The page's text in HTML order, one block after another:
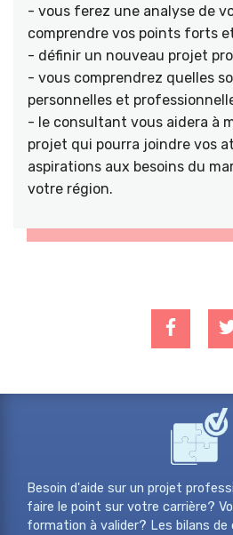
- vous ferez une analyse de
comprendre vos points forts
- définir un nouveau projet
- vous comprendrez quelles
personnelles et
- le consultant vous aidera à
projet qui pourra joindre vos
aspirations aux besoins du
votre région.
Besoin d'aide sur un projet
faire le point sur votre carrière?
formation à valider? Les bilans